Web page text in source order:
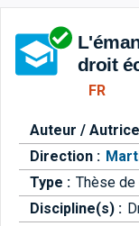
droit
FR
Auteur /
Direction :
Type : Thèse
Discipline(s) :